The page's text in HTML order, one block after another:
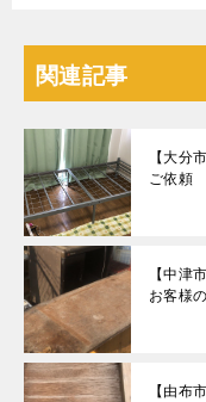
関連記事
【大分
ご依頼
【中津
お客様
【由布